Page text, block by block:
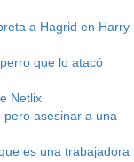
a Hagrid en Harry
perro que lo atacó
Netlix
asesinar a una
es una trabajadora